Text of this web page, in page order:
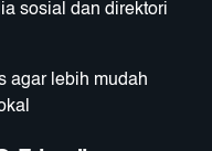
sosial dan direktori
agar lebih mudah